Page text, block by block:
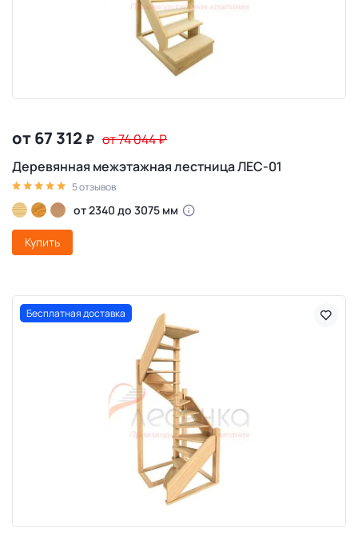
от 67 312 ₽ от 74 044₽
Деревянная межэтажная лестница ЛЕС-01
5 отзывов
от 2340 до 3075 мм
Купить
Бесплатная доставка